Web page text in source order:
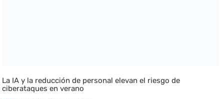
La IA y la reducción de personal elevan el riesgo de
ciberataques en verano